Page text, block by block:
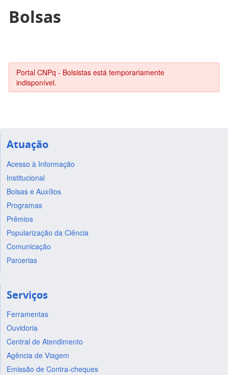
Bolsas
Portal CNPq - Bolsistas está temporariamente
indisponível.
Atuação
Acesso à Informação
Institucional
Bolsas e Auxílios
Programas
Prêmios
Popularização da Ciência
Comunicação
Parcerias
Serviços
Ferramentas
Ouvidoria
Central de Atendimento
Agência de Viagem
Emissão de Contra-cheques